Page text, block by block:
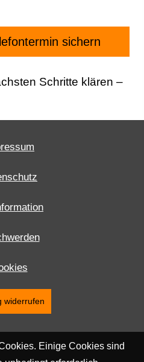
sichern
Schritte klären –
widerrufen
Einige Cookies sind